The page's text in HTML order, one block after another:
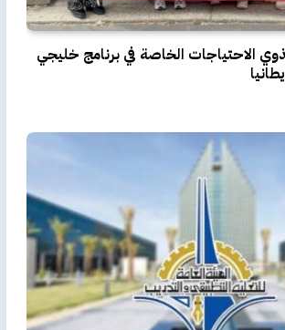
الاحتياجات الخاصة في برنامج خليجي